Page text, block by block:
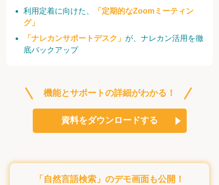
利用定着に向けた、
「定期的なZoomミーティン
グ」
「ナレカンサポートデスク」 が、ナレカン活用を徹
底バックアップ
機能とサポートの詳細がわかる！
資料をダウンロードする
「自然言語検索」のデモ画面も公開！